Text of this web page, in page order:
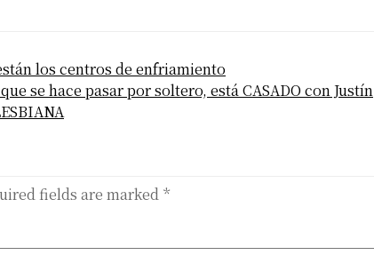
los centros de enfriamiento
se hace pasar por soltero, está CASADO con Justín
fields are marked *